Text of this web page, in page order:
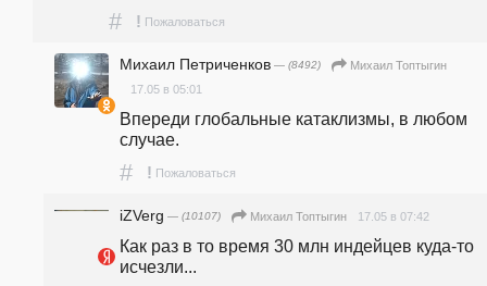
# ! Пожаловаться
Михаил Петриченков — (8492)
Михаил Топтыгин
17.05 в 05:01
Впереди глобальные катаклизмы, в любом
случае.
# ! Пожаловаться
iZVerg — (10107) Михаил Топтыгин 17.05 в 07:42
Как раз в то время 30 млн индейцев куда-то
исчезли...